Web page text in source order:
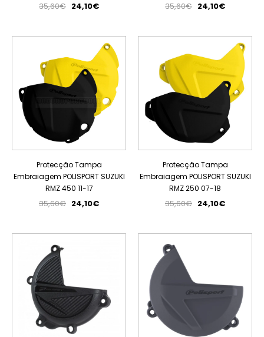
35,60€ 24,10€ 35,60€ 24,10€
PROMOÇÃO
Protecção Tampa
Embraiagem POLISPORT SUZUKI
RMZ 450 11-17
35,60€ 24,10€
PROMOÇÃO
Protecção Tampa
Embraiagem POLISPORT SUZUKI
RMZ 250 07-18
35,60€ 24,10€